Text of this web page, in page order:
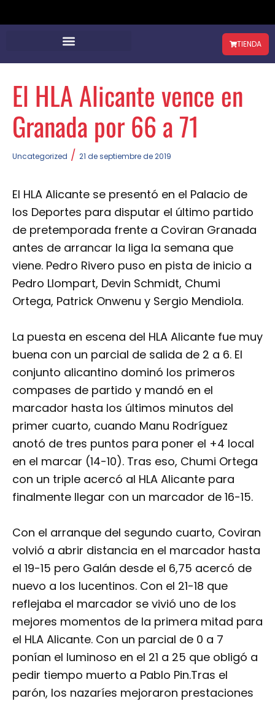
TIENDA
El HLA Alicante vence en
Granada por 66 a 71
Uncategorized / 21 de septiembre de 2019
El HLA Alicante se presentó en el Palacio de
los Deportes para disputar el último partido
de pretemporada frente a Coviran Granada
antes de arrancar la liga la semana que
viene. Pedro Rivero puso en pista de inicio a
Pedro Llompart, Devin Schmidt, Chumi
Ortega, Patrick Onwenu y Sergio Mendiola.
La puesta en escena del HLA Alicante fue muy
buena con un parcial de salida de 2 a 6. El
conjunto alicantino dominó los primeros
compases de partido y mandó en el
marcador hasta los últimos minutos del
primer cuarto, cuando Manu Rodríguez
anotó de tres puntos para poner el +4 local
en el marcar (14-10). Tras eso, Chumi Ortega
con un triple acercó al HLA Alicante para
finalmente llegar con un marcador de 16-15.
Con el arranque del segundo cuarto, Coviran
volvió a abrir distancia en el marcador hasta
el 19-15 pero Galán desde el 6,75 acercó de
nuevo a los lucentinos. Con el 21-18 que
reflejaba el marcador se vivió uno de los
mejores momentos de la primera mitad para
el HLA Alicante. Con un parcial de 0 a 7
ponían el luminoso en el 21 a 25 que obligó a
pedir tiempo muerto a Pablo Pin.Tras el
parón, los nazaríes mejoraron prestaciones